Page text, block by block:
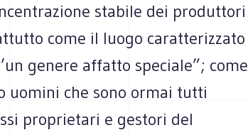
stabile dei produttori
come il luogo caratterizzato
genere affatto speciale”; come
uomini che sono ormai tutti
proprietari e gestori del